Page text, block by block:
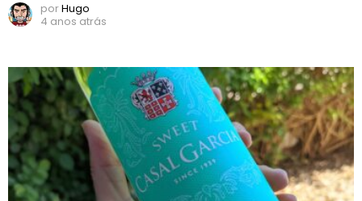
porHugo
4 anos atrás